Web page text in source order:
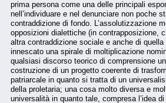
prima persona come una delle principali
nell’individuare e nel denunciare non poche
contraddizione di fondo. L’assolutizzazione
opposizioni dialettiche (in contrapposizione,
altra contraddizione sociale e anche di
innescato una spirale di moltiplicazione
qualsiasi discorso teorico di comprensione
costruzione di un progetto coerente di
patriarcale in quanto si tratta di un
della proletaria; una cosa molto diversa e
universalità in quanto tale, compresa l’idea